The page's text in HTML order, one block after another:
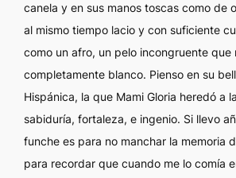
canela y en sus manos toscas como de
al mismo tiempo lacio y con suficiente
como un afro, un pelo incongruente que
completamente blanco. Pienso en su
Hispánica, la que Mami Gloria heredó a
sabiduría, fortaleza, e ingenio. Si llevo
funche es para no manchar la memoria
para recordar que cuando me lo comía